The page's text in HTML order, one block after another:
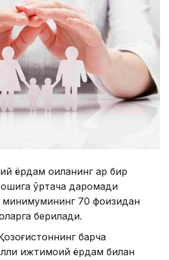
ёрдам оиланинг ҳар бир
ўртача даромади
70 фоизидан
берилади.
барча
ижтимоий ёрдам билан